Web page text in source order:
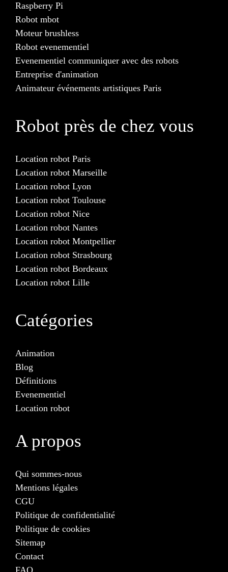
Raspberry Pi
Robot mbot
Moteur brushless
Robot evenementiel
Evenementiel communiquer avec des robots
Entreprise d'animation
Animateur événements artistiques Paris
Robot près de chez vous
Location robot Paris
Location robot Marseille
Location robot Lyon
Location robot Toulouse
Location robot Nice
Location robot Nantes
Location robot Montpellier
Location robot Strasbourg
Location robot Bordeaux
Location robot Lille
Catégories
Animation
Blog
Définitions
Evenementiel
Location robot
A propos
Qui sommes-nous
Mentions légales
CGU
Politique de confidentialité
Politique de cookies
Sitemap
Contact